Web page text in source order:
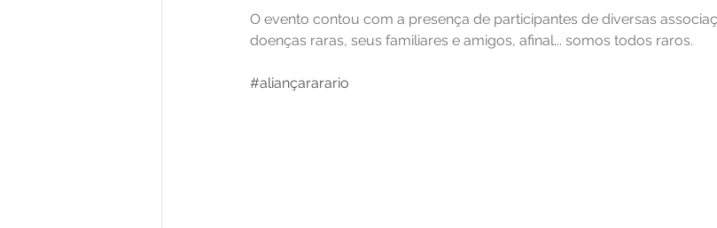
O evento contou com a presença de participantes de diversas
doenças raras, seus familiares e amigos, afinal... somos todos raros.
#aliançararario